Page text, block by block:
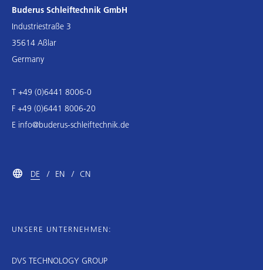
Buderus Schleiftechnik GmbH
Industriestraße 3
35614 Aßlar
Germany
T +49 (0)6441 8006-0
F +49 (0)6441 8006-20
E info@buderus-schleiftechnik.de
DE EN CN
UNSERE UNTERNEHMEN:
DVS TECHNOLOGY GROUP